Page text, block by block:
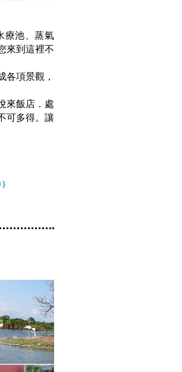
療池、蒸氣
來到這裡不
各項景觀，
來飯店．處
可多得。讓
}